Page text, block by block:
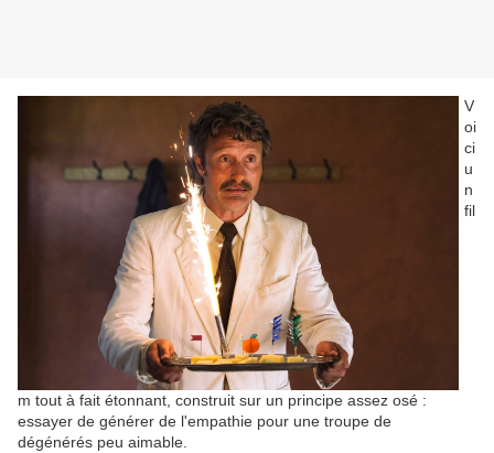
V
oi
ci
u
n
fil
m tout à fait étonnant, construit sur un principe assez osé :
essayer de générer de l'empathie pour une troupe de
dégénérés peu aimable.